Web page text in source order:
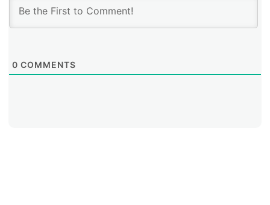
0 COMMENTS